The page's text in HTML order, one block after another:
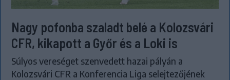
Nagy pofonba szaladt belé a Kolozsvári
CFR, kikapott a Győr és a Loki is
Súlyos vereséget szenvedett hazai pályán a
Kolozsvári CFR a Konferencia Liga selejtezőjének